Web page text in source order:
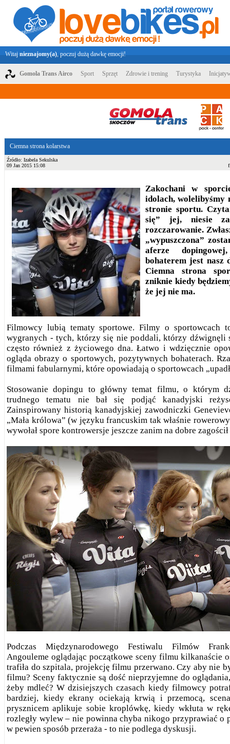
Witaj nieznajomy(a), poczuj dużą dawkę emocji!
Gomola Trans Airco Sport Sprzęt Zdrowie i trening Turystyka
Ciemna strona kolarstwa
Źródło: Izabela Sekulska
09 Jan 2015 15:08
Zakochani w
idolach, wolelibyśmy
stronie sportu.
się” jej, niesie
rozczarowanie.
„wypuszczona”
aferze
bohaterem jest nasz
Ciemna strona
zniknie kiedy
że jej nie ma.
Filmowcy lubią tematy sportowe. Filmy o sportowcach
wygranych - tych, którzy się nie poddali, którzy dźwignęli
często również z życiowego dna. Łatwo i wdzięcznie
ogląda obrazy o sportowych, pozytywnych bohaterach.
filmami fabularnymi, które opowiadają o sportowcach
Stosowanie dopingu to główny temat filmu, o którym
trudnego tematu nie bał się podjąć kanadyjski
Zainspirowany historią kanadyjskiej zawodniczki
„Mała królowa” (w języku francuskim tak właśnie
wywołał spore kontrowersje jeszcze zanim na dobre
Podczas Międzynarodowego Festiwalu Filmów
Angouleme oglądając początkowe sceny filmu kilkanaście
trafiła do szpitala, projekcję filmu przerwano. Czy aby nie
filmu? Sceny faktycznie są dość nieprzyjemne do
żeby mdleć? W dzisiejszych czasach kiedy filmowcy
bardziej, kiedy ekrany ociekają krwią i przemocą,
prysznicem aplikuje sobie kroplówkę, kiedy wkłuta w
rozległy wylew – nie powinna chyba nikogo przyprawiać o
w pewien sposób przeraża - to nie podlega dyskusji.